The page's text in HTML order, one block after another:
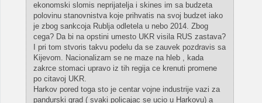
ekonomski slomis neprijatelja i skines im sa budzeta
polovinu stanovnistva koje prihvatis na svoj budzet iako
je zbog sankcoja Rublja odletela u nebo 2014. Zbog
cega? Da bi na opstini umesto UKR visila RUS zastava?
I pri tom stvoris takvu podelu da se zauvek pozdravis sa
Kijevom. Nacionalizam se ne maze na hleb , kada
zakrce stomaci upravo iz tih regija ce krenuti promene
po citavoj UKR.
Harkov pored toga sto je centar vojne industrije vazi za
pandurski grad ( svaki policajac se ucio u Harkovu) a